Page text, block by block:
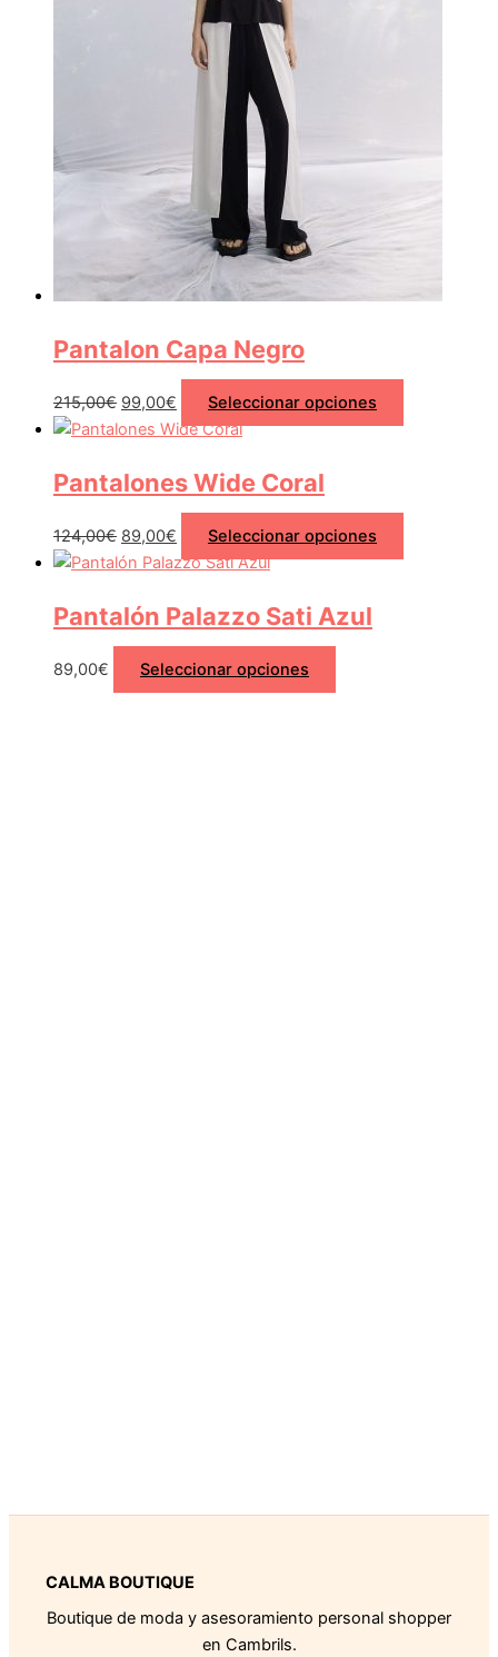
Pantalon Capa Negro
215,00€ 99,00€ Seleccionar opciones
Pantalones Wide Coral
124,00€ 89,00€ Seleccionar opciones
Pantalón Palazzo Sati Azul
89,00€ Seleccionar opciones
CALMA BOUTIQUE
Boutique de moda y asesoramiento personal shopper
en Cambrils.